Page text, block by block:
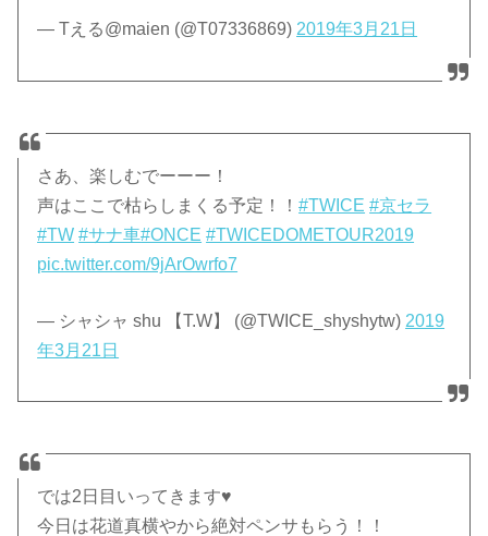
— Tえる@maien (@T07336869)2019年3月21日
さあ、楽しむでーーー！
声はここで枯らしまくる予定！！#TWICE #京セラ
#TW #サナ車#ONCE #TWICEDOMETOUR2019
pic.twitter.com/9jArOwrfo7
— シャシャ shu 【T.W】 (@TWICE_shyshytw) 2019
年3月21日
では2日目いってきます♥
今日は花道真横やから絶対ペンサもらう！！